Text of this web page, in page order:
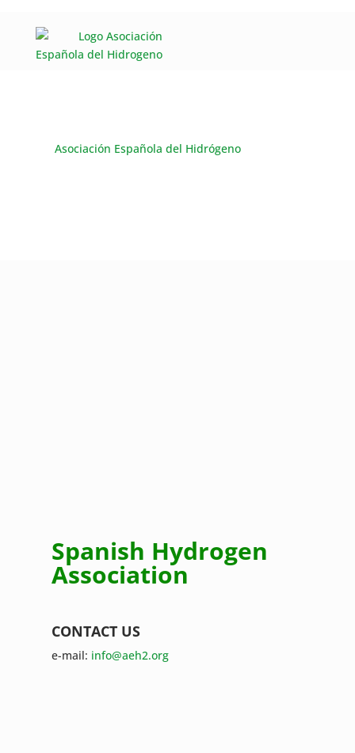
Asociación Española del Hidrógeno
Spanish Hydrogen
Association
CONTACT US
e-mail: info@aeh2.org